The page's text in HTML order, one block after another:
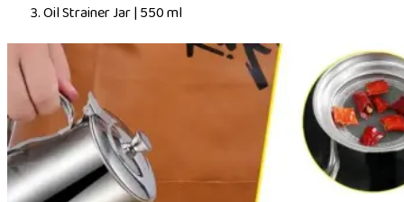
Oil Strainer Jar | 550 ml